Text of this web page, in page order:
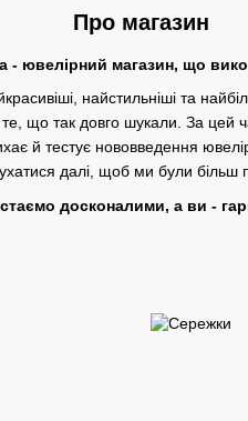
Про магазин
- ювелірний магазин, що
найстильніші та
що так довго шукали. За цей
й тестує нововведення
далі, щоб ми були більш
досконалими, а ви -